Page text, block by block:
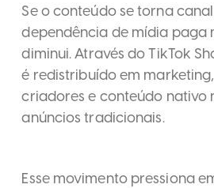
Se o conteúdo se torna
dependência de mídia paga
diminui. Através do TikTok
é redistribuído em
criadores e conteúdo nativo
anúncios tradicionais.
Esse movimento pressiona